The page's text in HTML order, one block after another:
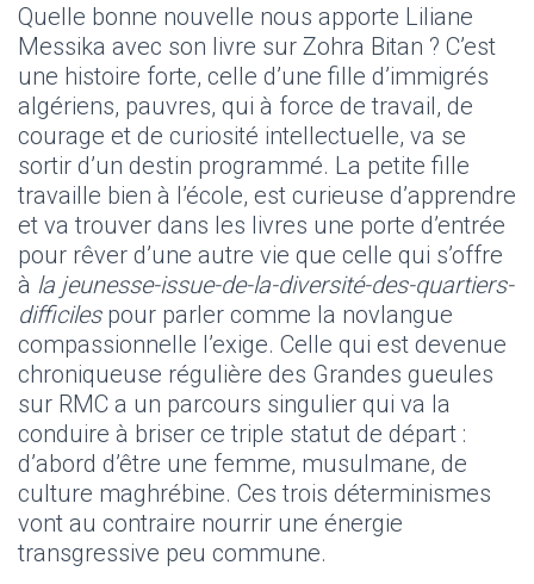
Quelle bonne nouvelle nous apporte Liliane
Messika avec son livre sur Zohra Bitan ? C’est
une histoire forte, celle d’une fille d’immigrés
algériens, pauvres, qui à force de travail, de
courage et de curiosité intellectuelle, va se
sortir d’un destin programmé. La petite fille
travaille bien à l’école, est curieuse d’apprendre
et va trouver dans les livres une porte d’entrée
pour rêver d’une autre vie que celle qui s’offre
à la jeunesse-issue-de-la-diversité-des-quartiers-
difficilespour parler comme la novlangue
compassionnelle l’exige. Celle qui est devenue
chroniqueuse régulière des Grandes gueules
sur RMC a un parcours singulier qui va la
conduire à briser ce triple statut de départ :
d’abord d’être une femme, musulmane, de
culture maghrébine. Ces trois déterminismes
vont au contraire nourrir une énergie
transgressive peu commune.